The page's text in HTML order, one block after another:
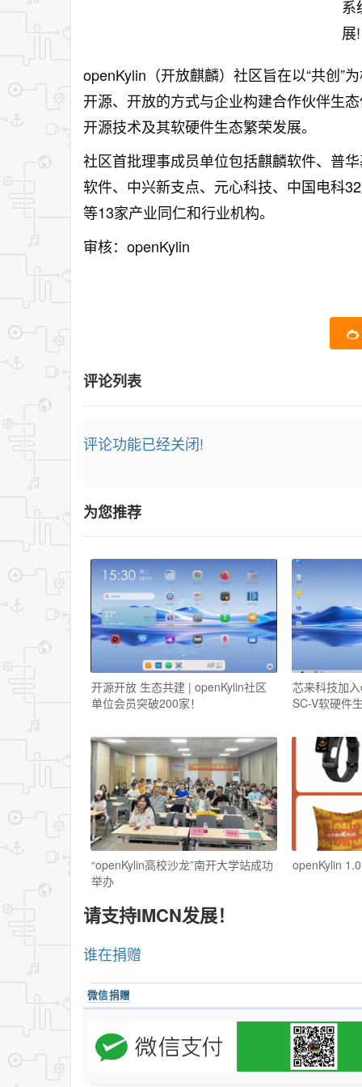
openKylin（开放麒麟）社区旨在以“共创”
开源、开放的方式与企业构建合作伙伴生
开源技术及其软硬件生态繁荣发展。
社区首批理事成员单位包括麒麟软件、普
软件、中兴新支点、元心科技、中国电科
等13家产业同仁和行业机构。
审核：openKylin
评论列表
评论功能已经关闭!
为您推荐
开源开放 生态共建 | openKylin社区
单位会员突破200家！
芯来科技加
SC-V软硬件
“openKylin高校沙龙”南开大学站成功
举办
openKylin
请支持IMCN发展！
谁在捐赠
微信捐赠